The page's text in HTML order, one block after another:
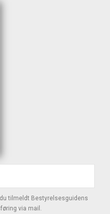
tilmeldt Bestyrelsesguidens
via mail.